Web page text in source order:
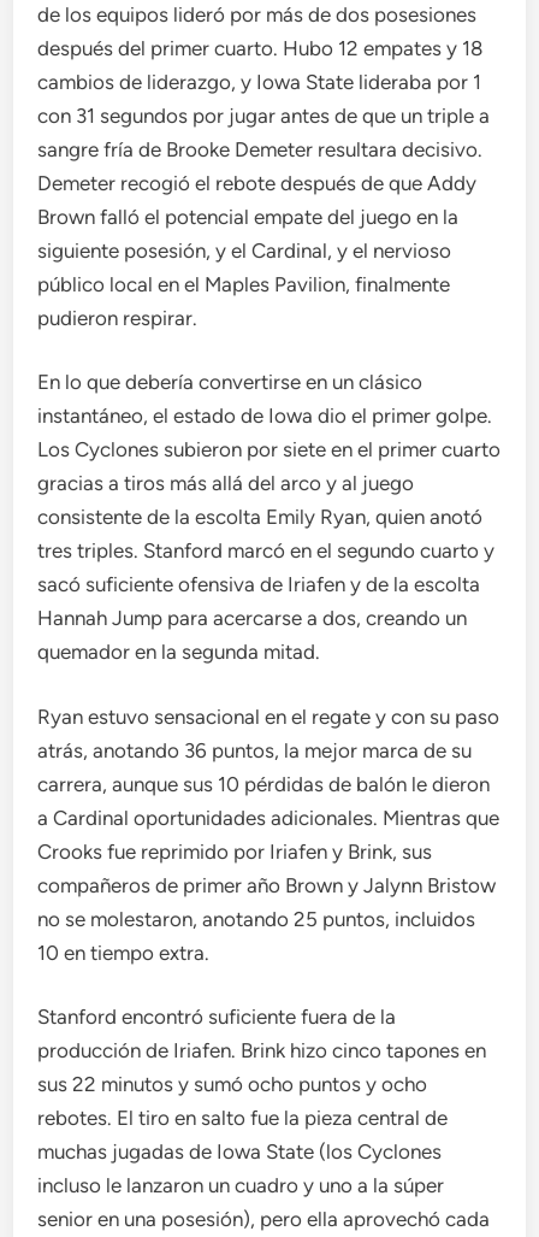
de los equipos lideró por más de dos posesiones
después del primer cuarto. Hubo 12 empates y 18
cambios de liderazgo, y Iowa State lideraba por 1
con 31 segundos por jugar antes de que un triple a
sangre fría de Brooke Demeter resultara decisivo.
Demeter recogió el rebote después de que Addy
Brown falló el potencial empate del juego en la
siguiente posesión, y el Cardinal, y el nervioso
público local en el Maples Pavilion, finalmente
pudieron respirar.
En lo que debería convertirse en un clásico
instantáneo, el estado de Iowa dio el primer golpe.
Los Cyclones subieron por siete en el primer cuarto
gracias a tiros más allá del arco y al juego
consistente de la escolta Emily Ryan, quien anotó
tres triples. Stanford marcó en el segundo cuarto y
sacó suficiente ofensiva de Iriafen y de la escolta
Hannah Jump para acercarse a dos, creando un
quemador en la segunda mitad.
Ryan estuvo sensacional en el regate y con su paso
atrás, anotando 36 puntos, la mejor marca de su
carrera, aunque sus 10 pérdidas de balón le dieron
a Cardinal oportunidades adicionales. Mientras que
Crooks fue reprimido por Iriafen y Brink, sus
compañeros de primer año Brown y Jalynn Bristow
no se molestaron, anotando 25 puntos, incluidos
10 en tiempo extra.
Stanford encontró suficiente fuera de la
producción de Iriafen. Brink hizo cinco tapones en
sus 22 minutos y sumó ocho puntos y ocho
rebotes. El tiro en salto fue la pieza central de
muchas jugadas de Iowa State (los Cyclones
incluso le lanzaron un cuadro y uno a la súper
senior en una posesión), pero ella aprovechó cada